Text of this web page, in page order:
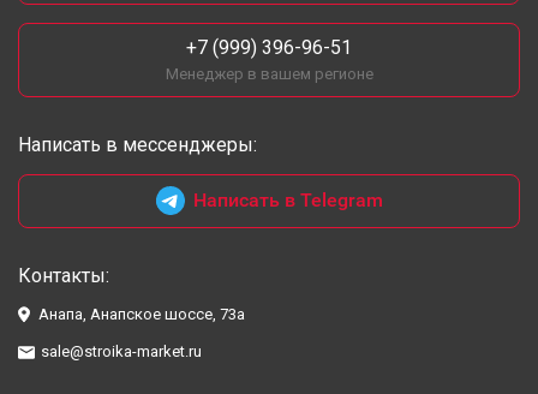
+7 (999) 396-96-51
Менеджер в вашем регионе
Написать в мессенджеры:
Написать в Telegram
Контакты:
Анапа, Анапское шоссе, 73а
sale@stroika-market.ru